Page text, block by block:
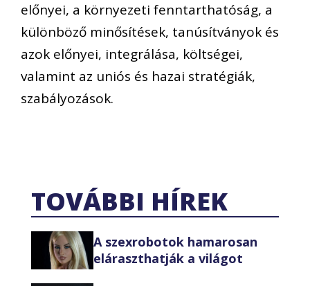
előnyei, a környezeti fenntarthatóság, a
különböző minősítések, tanúsítványok és
azok előnyei, integrálása, költségei,
valamint az uniós és hazai stratégiák,
szabályozások.
TOVÁBBI HÍREK
A szexrobotok hamarosan
eláraszthatják a világot